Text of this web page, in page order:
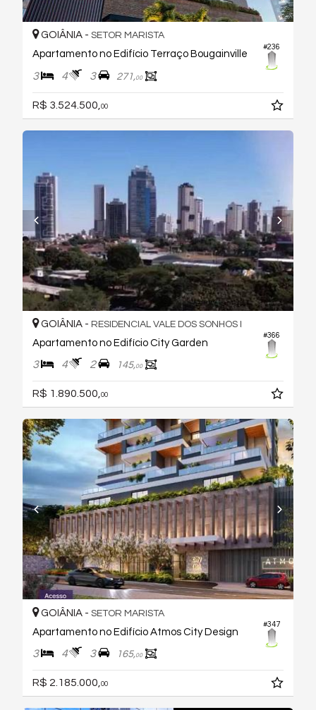
#236
GOIÂNIA - SETOR MARISTA
Apartamento no Edifício Terraço Bougainville
3 4 3 271,00
R$ 3.524.500, 00
#366
GOIÂNIA - RESIDENCIAL VALE DOS SONHOS I
Apartamento no Edifício City Garden
3 4 2 145,00
R$ 1.890.500, 00
#347
GOIÂNIA - SETOR MARISTA
Apartamento no Edifício Atmos City Design
3 4 3 165,00
R$ 2.185.000, 00